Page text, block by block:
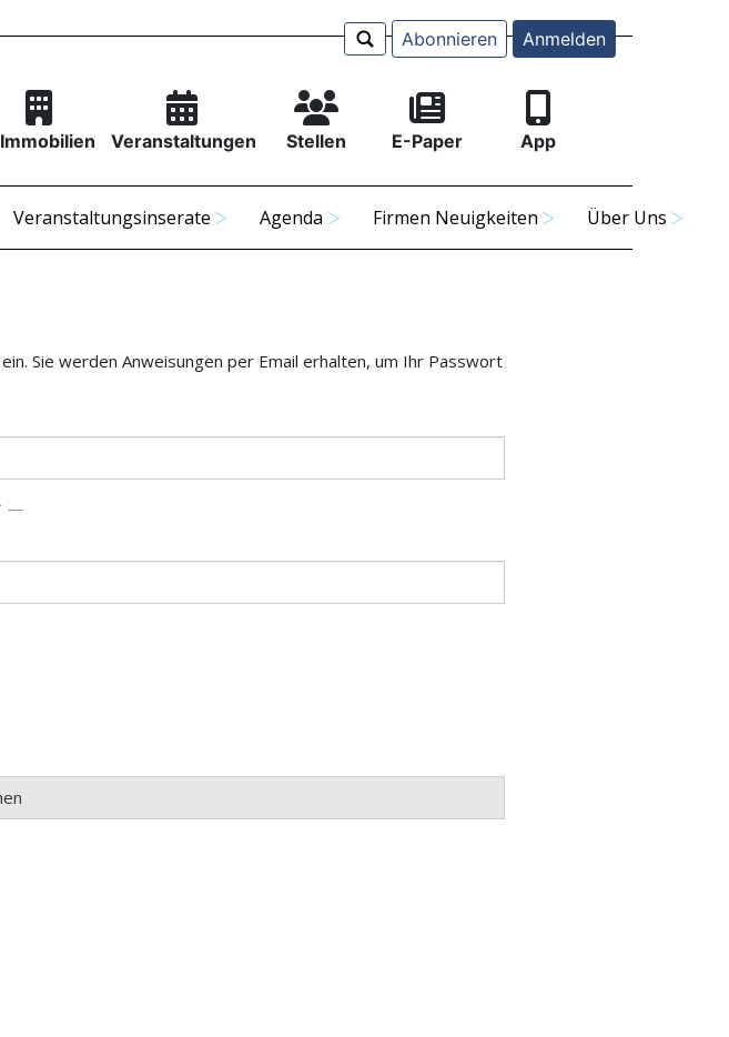
Abonnieren Anmelden
Immobilien Veranstaltungen Stellen E-Paper App
Veranstaltungsinserate Agenda Firmen Neuigkeiten Über Uns